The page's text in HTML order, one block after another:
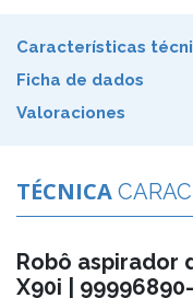
Características
Ficha de dados
Valoraciones
TÉCNICA
Robô aspirador
X90i |